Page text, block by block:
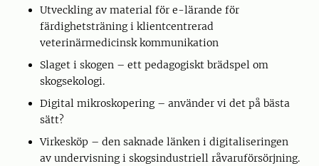
Utveckling av material för e-lärande för
färdighetsträning i klientcentrerad
veterinärmedicinsk kommunikation
Slaget i skogen – ett pedagogiskt brädspel om
skogsekologi.
Digital mikroskopering – använder vi det på bästa
sätt?
Virkesköp – den saknade länken i digitaliseringen
av undervisning i skogsindustriell råvaruförsörjning.